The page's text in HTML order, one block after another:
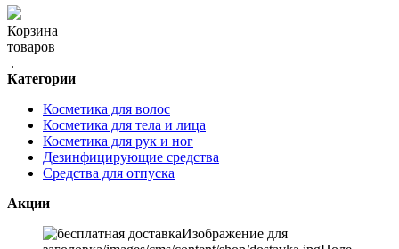
Корзина
товаров
.
Категории
Косметика для волос
Косметика для тела и лица
Косметика для рук и ног
Дезинфицирующие средства
Средства для отпуска
Акции